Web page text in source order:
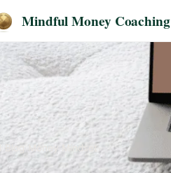
Mindful Money Coaching
Blog/ Money Mindset